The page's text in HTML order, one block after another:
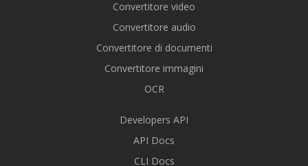
Convertitore video
Convertitore audio
Convertitore di documenti
Convertitore immagini
OCR
Developers API
API Docs
CLI Docs